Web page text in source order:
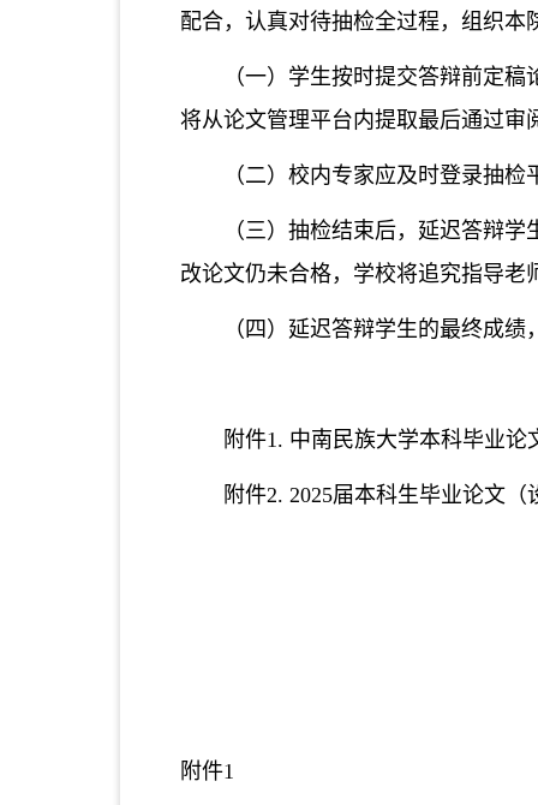
配合，认真对待抽检全过程，组织
（一）学生按时提交答辩前定
将从论文管理平台内提取最后通过审
（二）校内专家应及时登录抽
（三）抽检结束后，延迟答辩
改论文仍未合格，学校将追究指导老
（四）延迟答辩学生的最终成
附件1. 中南民族大学本科毕业
附件2. 2025届本科生毕业论文
附件1